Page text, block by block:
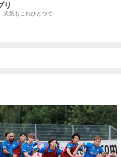
リ
天気もこれひとつで